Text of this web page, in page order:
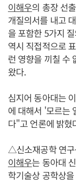
이해우의 총장 선
개질의서를 내고
을 포함한 5가지
역시 직접적으로
런 영향을 끼칠 수
왔다.
심지어 동아대는
에 대해서 '모르는
다"고 언론에 밝혔
△신소재공학 연
이해우는 동아대
학기술상 공학상